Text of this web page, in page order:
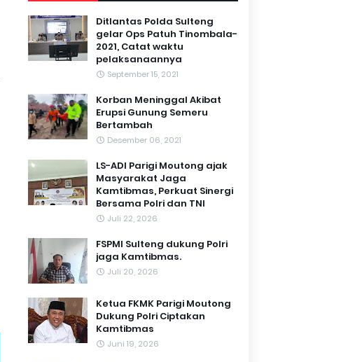
Ditlantas Polda Sulteng
gelar Ops Patuh Tinombala-
2021, Catat waktu
pelaksanaannya
September 15, 2021
Korban Meninggal Akibat
Erupsi Gunung Semeru
Bertambah
Desember 06, 2021
LS-ADI Parigi Moutong ajak
Masyarakat Jaga
Kamtibmas, Perkuat Sinergi
Bersama Polri dan TNI
Juli 22, 2026
FSPMI Sulteng dukung Polri
jaga Kamtibmas.
Juli 20, 2026
Ketua FKMK Parigi Moutong
Dukung Polri Ciptakan
Kamtibmas
Juni 19, 2026